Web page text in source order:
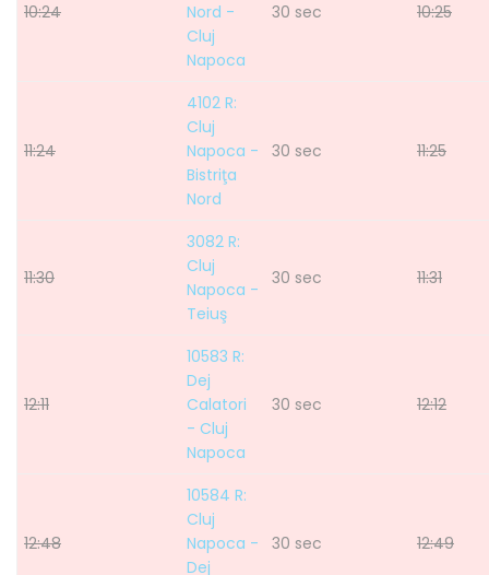
10:24
Nord -
Cluj
Napoca
30 sec 10:25
11:24
4102 R:
Cluj
Napoca -
Bistriţa
Nord
30 sec 11:25
11:30
3082 R:
Cluj
Napoca -
Teiuş
30 sec 11:31
12:11
10583 R:
Dej
Calatori
- Cluj
Napoca
30 sec 12:12
12:48
10584 R:
Cluj
Napoca -
Dej
30 sec 12:49